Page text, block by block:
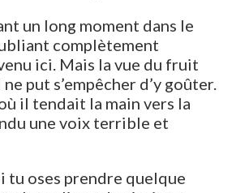
un long moment dans le
complètement
ici. Mais la vue du fruit
put s’empêcher d’y goûter.
il tendait la main vers la
une voix terrible et
tu oses prendre quelque